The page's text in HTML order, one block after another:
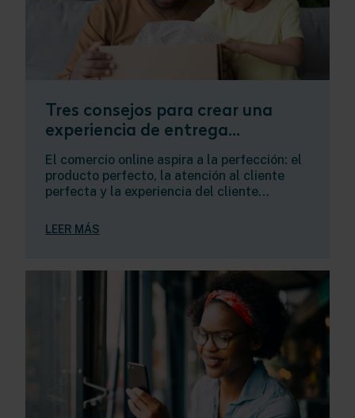
Tres consejos para crear una
experiencia de entrega...
El comercio online aspira a la perfección: el
producto perfecto, la atención al cliente
perfecta y la experiencia del cliente...
LEER MÁS